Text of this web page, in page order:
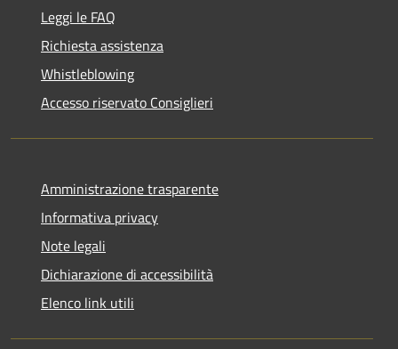
Leggi le FAQ
Richiesta assistenza
Whistleblowing
Accesso riservato Consiglieri
Amministrazione trasparente
Informativa privacy
Note legali
Dichiarazione di accessibilità
Elenco link utili